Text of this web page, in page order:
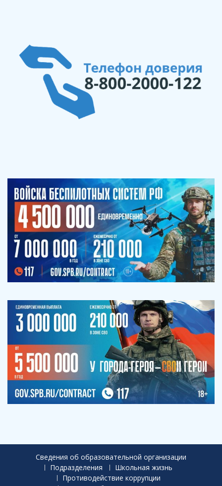
Сведения об образовательной организации
Подразделения
Школьная жизнь
Противодействие коррупции